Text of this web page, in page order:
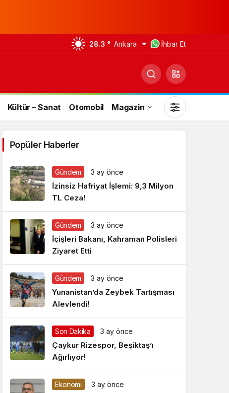
28.3 ° Ankara İhbar Et
Kültür – Sanat Otomobil Magazin
Gündüz Modu
Gündüz modunu seçin.
Gece Modu
Gece modunu seçin.
Sistem Modu
Sistem modunu seçin.
Popüler Haberler
Gündem 3 ay önce
İzinsiz Hafriyat İşlemi: 9,3 Milyon
TL Ceza!
Gündem 3 ay önce
İçişleri Bakanı, Kahraman Polisleri
Ziyaret Etti
Gündem 3 ay önce
Yunanistan’da Zeybek Tartışması
Alevlendi!
Son Dakika 3 ay önce
Çaykur Rizespor, Beşiktaş’ı
Ağırlıyor!
Ekonomi 3 ay önce